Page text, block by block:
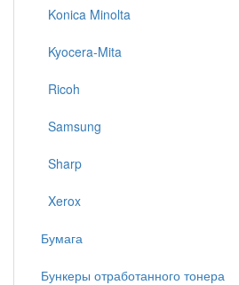
Konica Minolta
Kyocera-Mita
Ricoh
Samsung
Sharp
Xerox
Бумага
Бункеры отработанного тонера